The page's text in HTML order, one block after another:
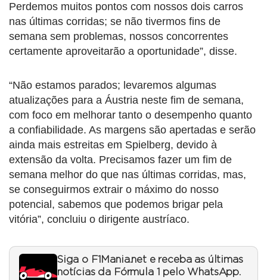
Perdemos muitos pontos com nossos dois carros
nas últimas corridas; se não tivermos fins de
semana sem problemas, nossos concorrentes
certamente aproveitarão a oportunidade”, disse.
“Não estamos parados; levaremos algumas
atualizações para a Áustria neste fim de semana,
com foco em melhorar tanto o desempenho quanto
a confiabilidade. As margens são apertadas e serão
ainda mais estreitas em Spielberg, devido à
extensão da volta. Precisamos fazer um fim de
semana melhor do que nas últimas corridas, mas,
se conseguirmos extrair o máximo do nosso
potencial, sabemos que podemos brigar pela
vitória”, concluiu o dirigente austríaco.
Siga o F1Mania.net e receba as últimas
notícias da Fórmula 1 pelo WhatsApp.